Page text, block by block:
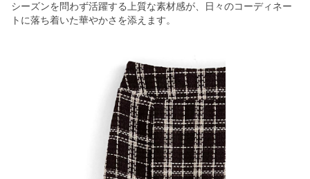
シーズンを問わず活躍する上質な素材感が、日々のコーディネー
トに落ち着いた華やかさを添えます。